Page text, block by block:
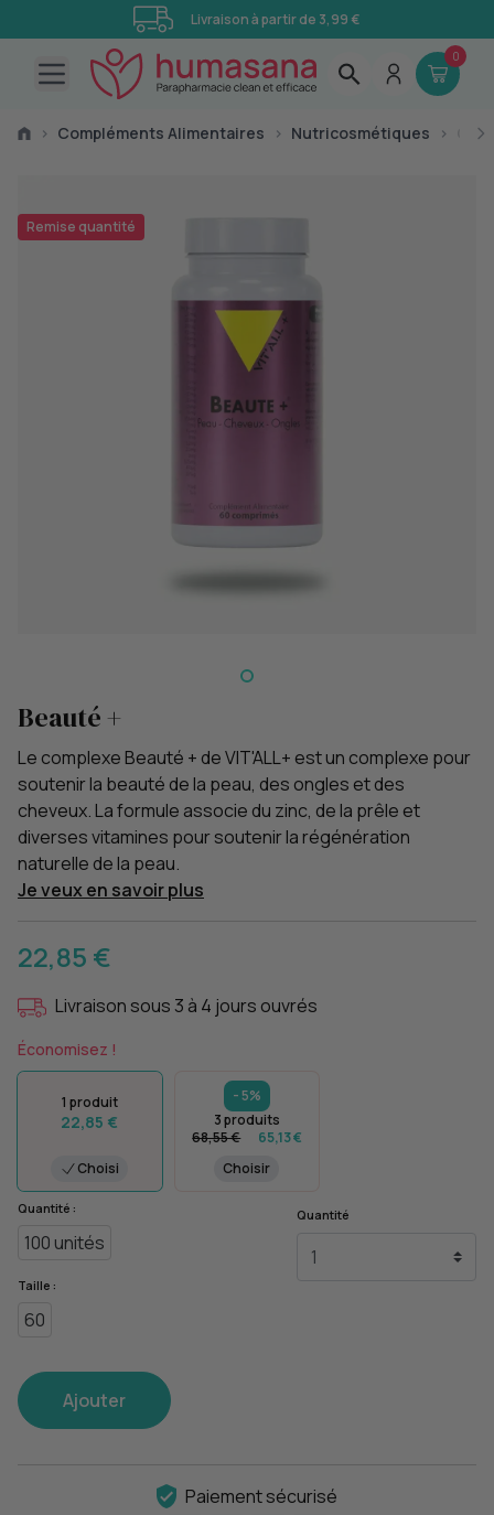
Livraison à partir de 3,99 €
Open main menu
0
› Compléments Alimentaires › Nutricosmétiques ›
Remise quantité
Beauté +
Le complexe Beauté + de VIT'ALL+ est un complexe pour
soutenir la beauté de la peau, des ongles et des
cheveux. La formule associe du zinc, de la prêle et
diverses vitamines pour soutenir la régénération
naturelle de la peau.
Je veux en savoir plus
22,85 €
Livraison sous 3 à 4 jours ouvrés
Économisez !
1 produit
22,85 €
Choisi
- 5%
3 produits
68,55 €
65,13 €
Choisir
Quantité :
100 unités
Taille :
60
Quantité
Ajouter
Paiement sécurisé